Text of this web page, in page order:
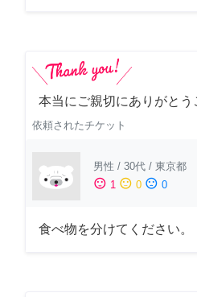
本当にご親切にありがとう
依頼されたチケット
男性 / 30代 / 東京都
sentiment_satisfied 1 sentiment_neutral 0 sentiment_dissatisfied 0
食べ物を分けてください。